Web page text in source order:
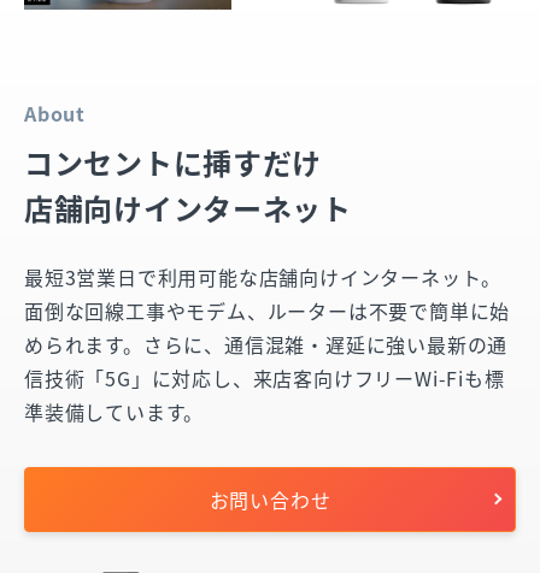
About
コンセントに挿すだけ
店舗向けインターネット
最短3営業日で利用可能な店舗向けインターネット。
面倒な回線工事やモデム、ルーターは不要で簡単に始
められます。さらに、通信混雑・遅延に強い最新の通
信技術「5G」に対応し、来店客向けフリーWi-Fiも標
準装備しています。
お問い合わせ